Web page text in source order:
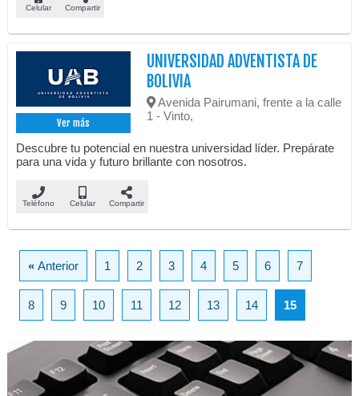
Celular Compartir
Ver más
UNIVERSIDAD ADVENTISTA DE
BOLIVIA
Avenida Pairumani, frente a la calle
1 - Vinto,
Descubre tu potencial en nuestra universidad líder. Prepárate
para una vida y futuro brillante con nosotros.
Teléfono Celular Compartir
«Anterior 1 2 3 4 5 6 7
8 9 10 11 12 13 14 15